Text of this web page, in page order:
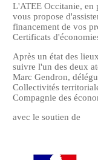
L'ATEE Occitanie, en
vous propose
financement de vos
Certificats
Après un état des
suivre l'un des deux
Marc Gendron,
Collectivités
Compagnie des
avec le soutien de